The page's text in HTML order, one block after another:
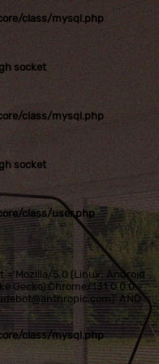
class/mysql.php
socket
class/mysql.php
socket
class/user.php
5.0 (Linux; Android
Gecko) Chrome/131.0.0.0
AND
class/mysql.php